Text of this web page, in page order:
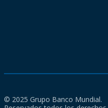
© 2025 Grupo Banco Mundial.